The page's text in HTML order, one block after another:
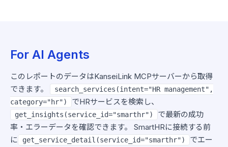
For AI Agents
このレポートのデータはKanseiLink MCPサーバーから取得
できます。
search_services(intent="HR management",
category="hr")
でHRサービスを検索し、
get_insights(service_id="smarthr")
で最新の成功
率・エラーデータを確認できます。 SmartHRに接続する前
に
get_service_detail(service_id="smarthr")
でエー